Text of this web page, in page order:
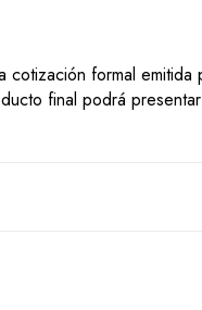
formal
final podrá